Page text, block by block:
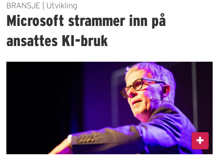
BRANSJE | Utvikling
Microsoft strammer inn på
ansattes KI-bruk